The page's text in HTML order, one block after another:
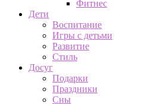
Фитнес
Дети
Воспитание
Игры с детьми
Развитие
Стиль
Досуг
Подарки
Праздники
Сны